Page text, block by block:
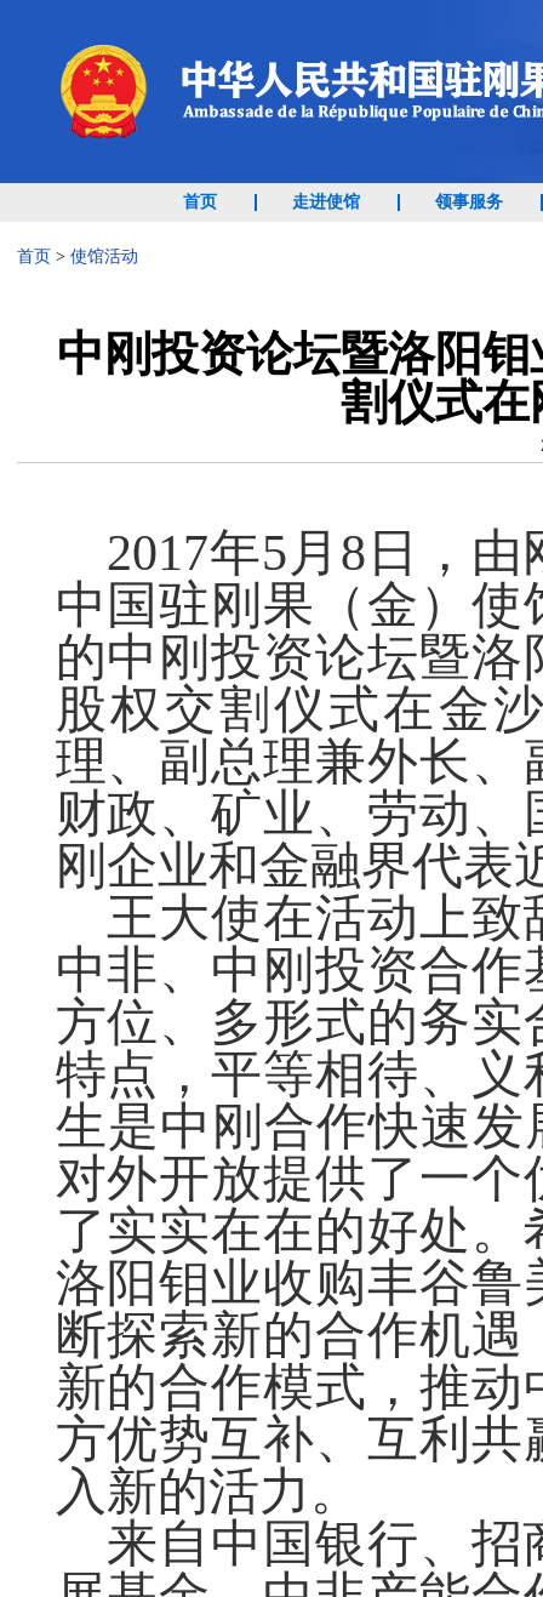
首页 走进使馆 领事服务
首页 > 使馆活动
中刚投资论坛暨洛阳
割仪式
2017年5月8日，
中国驻刚果（金）
的中刚投资论坛暨
股权交割仪式在金
理、副总理兼外长
财政、矿业、劳动
刚企业和金融界代表
王大使在活动上
中非、中刚投资合
方位、多形式的务
特点，平等相待、
生是中刚合作快速发
对外开放提供了一
了实实在在的好处
洛阳钼业收购丰谷
断探索新的合作机
新的合作模式，推
方优势互补、互利
入新的活力。
来自中国银行、